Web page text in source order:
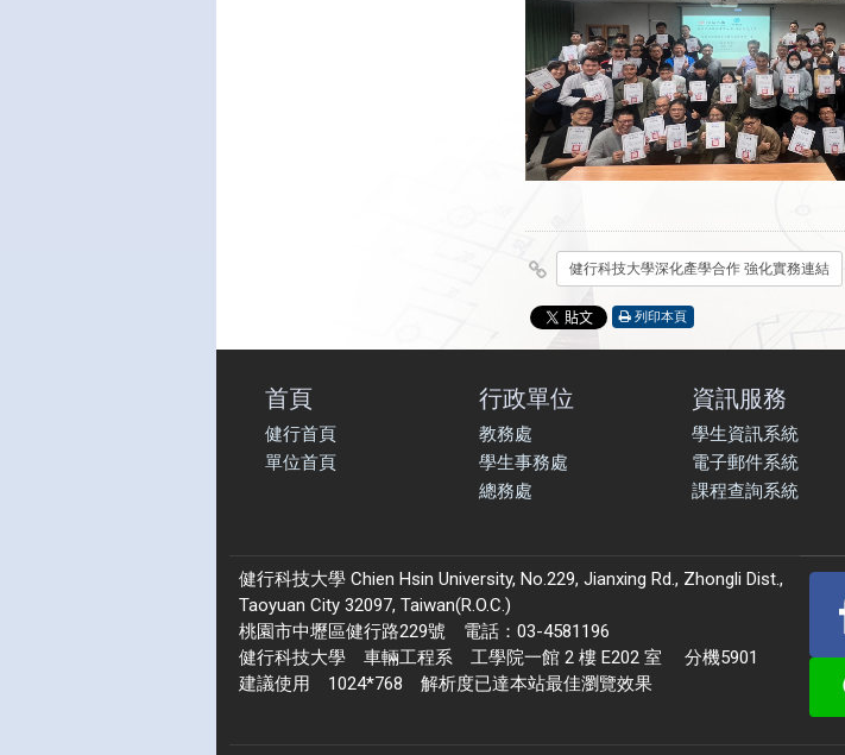
健行科技大學深化產學合作 強化實務連結
列印本頁
首頁
健行首頁
單位首頁
行政單位
教務處
學生事務處
總務處
資訊服務
學生資訊系統
電子郵件系統
課程查詢系統
健行科技大學 Chien Hsin University, No.229, Jianxing Rd., Zhongli Dist.,
Taoyuan City 32097, Taiwan(R.O.C.)
桃園市中壢區健行路229號 電話：03-4581196
健行科技大學 車輛工程系 工學院一館 2 樓 E202 室 分機5901
建議使用 1024*768 解析度已達本站最佳瀏覽效果